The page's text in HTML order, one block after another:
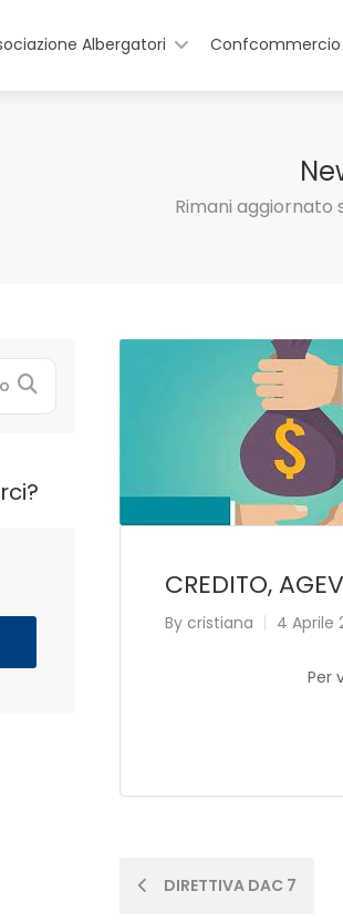
Albergatori Confcommercio
Rimani aggiornato
CREDITO,
By cristiana 4 Aprile
Per
PostDIRETTIVA DAC 7